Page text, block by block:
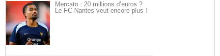
Mercato : 20 millions d’euros ?
Le FC Nantes veut encore plus !